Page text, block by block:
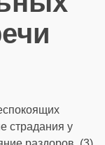
страдания у